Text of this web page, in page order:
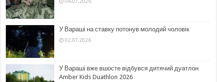
У Вараші на ставку потонув молодий чоловік
02.07.2026
У Вараші вже вшосте відбувся дитячий дуатлон
Amber Kids Duathlon 2026